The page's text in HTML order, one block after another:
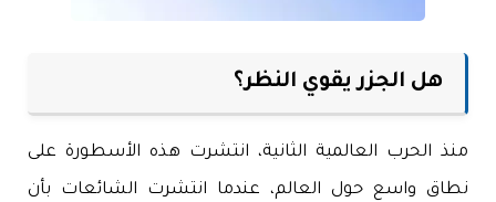
هل الجزر يقوي النظر؟
منذ الحرب العالمية الثانية، انتشرت هذه الأسطورة على
نطاق واسع حول العالم، عندما انتشرت الشائعات بأن